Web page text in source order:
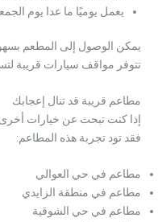
يعمل يوميًا ما عدا يوم
يمكن الوصول إلى المطعم
تتوفر مواقف سيارات قريبة
مطاعم قريبة قد تنال إعجابك
إذا كنت تبحث عن خيارات
فقد تود تجربة هذه المطاعم:
مطاعم في حي العوالي
مطاعم في منطقة الزايدي
مطاعم في حي الشوقية